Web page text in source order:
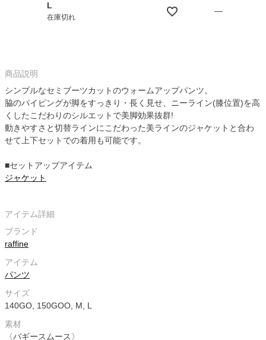
L
在庫切れ
—
商品説明
シンプルなセミブーツカットのウォームアップパンツ。
脇のパイピングが脚をすっきり・長く見せ、ニーライン(膝位置)を高
くしたこだわりのシルエットで美脚効果抜群!
動きやすさと切替ラインにこだわった美ラインのジャケットと合わ
せて上下セットでの着用も可能です。
■セットアップアイテム
ジャケット
アイテム詳細
ブランド
raffine
アイテム
パンツ
サイズ
140GO, 150GOO, M, L
素材
〈バギースムース〉